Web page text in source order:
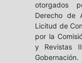
otorgados
Derecho de
Licitud de
por la
y Revistas